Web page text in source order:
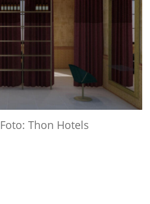
Foto: Thon Hotels